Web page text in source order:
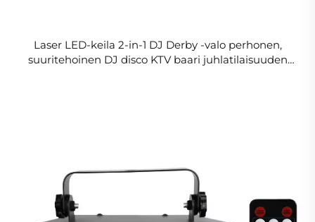
Laser LED-keila 2-in-1 DJ Derby -valo perhonen,
suuritehoinen DJ disco KTV baari juhlatilaisuuden